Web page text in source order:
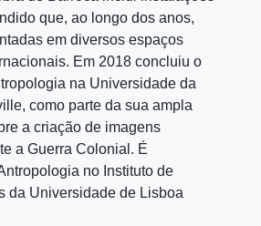
que, ao longo dos anos,
em diversos espaços
Em 2018 concluiu o
na Universidade da
como parte da sua ampla
a criação de imagens
a Guerra Colonial. É
no Instituto de
da Universidade de Lisboa